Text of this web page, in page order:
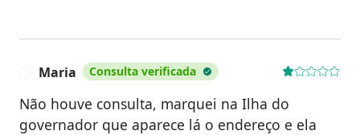
Maria Consulta verificada
Não houve consulta, marquei na Ilha do
governador que aparece lá o endereço e ela